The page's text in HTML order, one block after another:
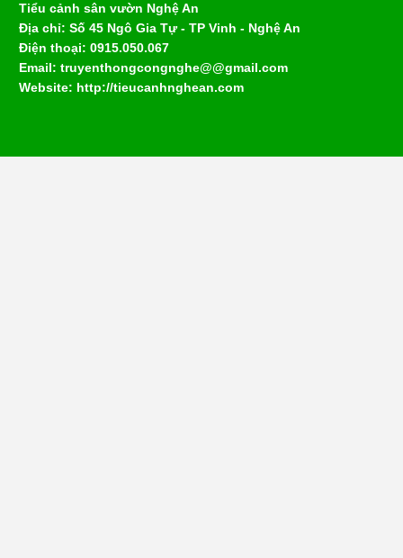
Tiểu cảnh sân vườn Nghệ An
Địa chỉ: Số 45 Ngô Gia Tự - TP Vinh - Nghệ An
Điện thoại: 0915.050.067
Email: truyenthongcongnghe@@gmail.com
Website: http://tieucanhnghean.com